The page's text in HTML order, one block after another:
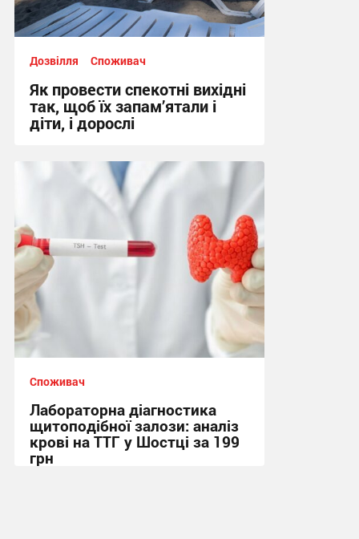
Дозвілля Споживач
Як провести спекотні вихідні
так, щоб їх запам’ятали і
діти, і дорослі
10:02 сьогодні
Споживач
Лабораторна діагностика
щитоподібної залози: аналіз
крові на ТТГ у Шостці за 199
грн